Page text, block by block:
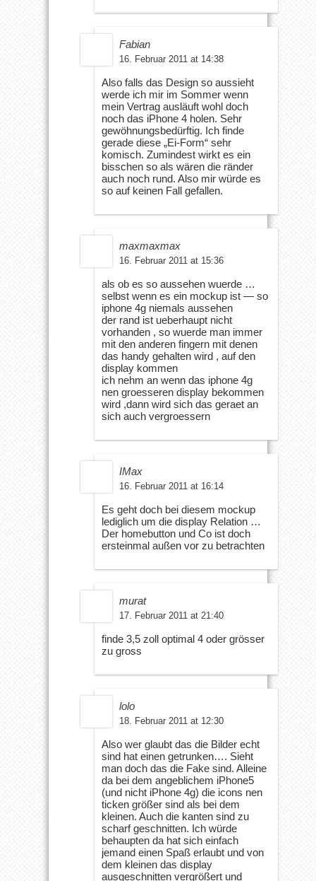
Fabian
16. Februar 2011 at 14:38
Also falls das Design so aussieht
werde ich mir im Sommer wenn
mein Vertrag ausläuft wohl doch
noch das iPhone 4 holen. Sehr
gewöhnungsbedürftig. Ich finde
gerade diese „Ei-Form“ sehr
komisch. Zumindest wirkt es ein
bisschen so als wären die ränder
auch noch rund. Also mir würde es
so auf keinen Fall gefallen.
maxmaxmax
16. Februar 2011 at 15:36
als ob es so aussehen wuerde …
selbst wenn es ein mockup ist — so
iphone 4g niemals aussehen
der rand ist ueberhaupt nicht
vorhanden , so wuerde man immer
mit den anderen fingern mit denen
das handy gehalten wird , auf den
display kommen
ich nehm an wenn das iphone 4g
nen groesseren display bekommen
wird ,dann wird sich das geraet an
sich auch vergroessern
IMax
16. Februar 2011 at 16:14
Es geht doch bei diesem mockup
lediglich um die display Relation …
Der homebutton und Co ist doch
ersteinmal außen vor zu betrachten
murat
17. Februar 2011 at 21:40
finde 3,5 zoll optimal 4 oder grösser
zu gross
lolo
18. Februar 2011 at 12:30
Also wer glaubt das die Bilder echt
sind hat einen getrunken…. Sieht
man doch das die Fake sind. Alleine
da bei dem angeblichem iPhone5
(und nicht iPhone 4g) die icons nen
ticken größer sind als bei dem
kleinen. Auch die kanten sind zu
scharf geschnitten. Ich würde
behaupten da hat sich einfach
jemand einen Spaß erlaubt und von
dem kleinen das display
ausgeschnitten vergrößert und